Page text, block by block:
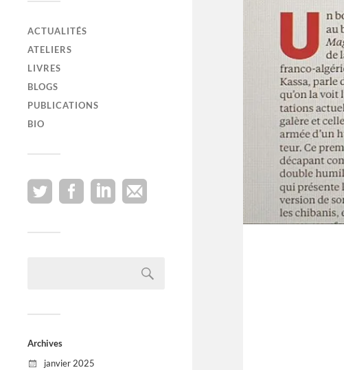
ACTUALITÉS
ATELIERS
LIVRES
BLOGS
PUBLICATIONS
BIO
Archives
janvier 2025